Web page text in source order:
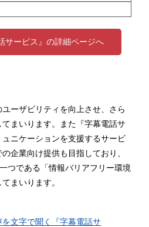
サービス』の詳細ページへ
ーザビリティを向上させ、さら
まいります。また『字幕電話サ
ニケーションを支援するサービ
企業向け提供も目指しており、
つである「情報バリアフリー環境
まいります。
文字で聞く『字幕電話サ